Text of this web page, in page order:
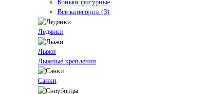
Коньки фигурные
Все категории (3)
Ледянки
Лыжи
Лыжные крепления
Санки